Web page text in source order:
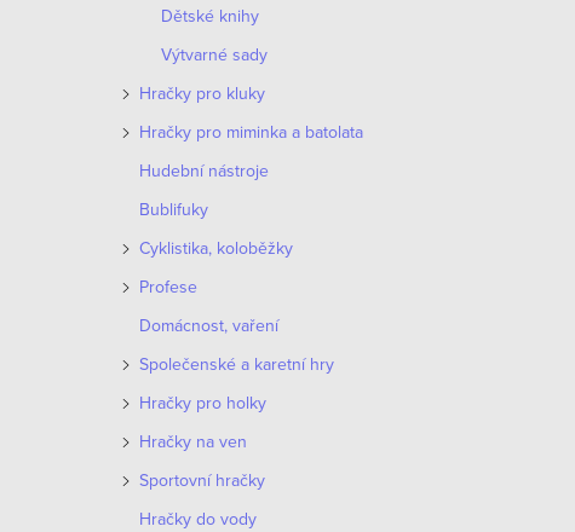
Dětské knihy
Výtvarné sady
Hračky pro kluky
Hračky pro miminka a batolata
Hudební nástroje
Bublifuky
Cyklistika, koloběžky
Profese
Domácnost, vaření
Společenské a karetní hry
Hračky pro holky
Hračky na ven
Sportovní hračky
Hračky do vody